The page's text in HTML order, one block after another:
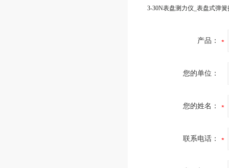
产品：
您的单位：
您的姓名：
联系电话：